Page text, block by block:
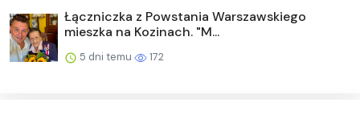
Łączniczka z Powstania Warszawskiego
mieszka na Kozinach. "M...
5 dni temu 172